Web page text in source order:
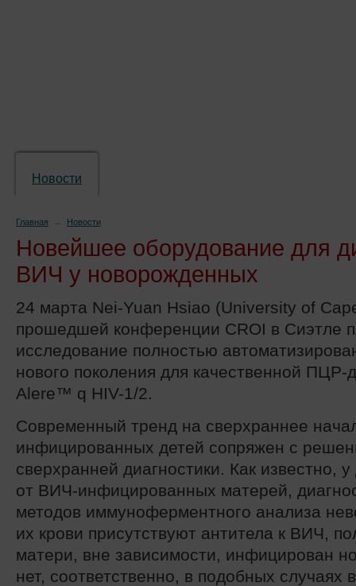
Новости
Главная → Новости
Новейшее оборудование для
ВИЧ у новорожденных
24 марта Nei-Yuan Hsiao (University of
прошедшей конференции CROI в Сиэтле
исследование полностью
нового поколения для качественной ПЦР-
Alere™ q HIV-1/2.
Современный тренд на сверхраннее
инфицированных детей сопряжен с
сверхранней диагностики. Как известно,
от ВИЧ-инфицированных матерей,
методов иммуноферментного анализа
их крови присутствуют антитела к ВИЧ,
матери, вне зависимости, инфицирован
нет, соответственно, в подобных случаях